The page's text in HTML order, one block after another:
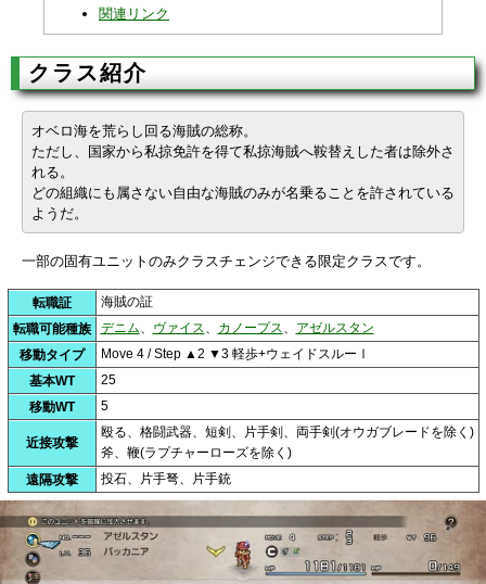
関連リンク
クラス紹介
オベロ海を荒らし回る海賊の総称。
ただし、国家から私掠免許を得て私掠海賊へ鞍替えした者は除外さ
れる。
どの組織にも属さない自由な海賊のみが名乗ることを許されている
ようだ。
一部の固有ユニットのみクラスチェンジできる限定クラスです。
転職証
海賊の証
転職可能種族
デニム、 ヴァイス、 カノープス、
アゼルスタン
移動タイプ
Move 4 / Step ▲2 ▼3 軽歩+ウェイドスルーⅠ
基本WT
25
移動WT
5
近接攻撃
殴る、格闘武器、短剣、片手剣、両手剣(オウガブレードを除く)
斧、鞭(ラプチャーローズを除く)
遠隔攻撃
投石、片手弩、片手銃